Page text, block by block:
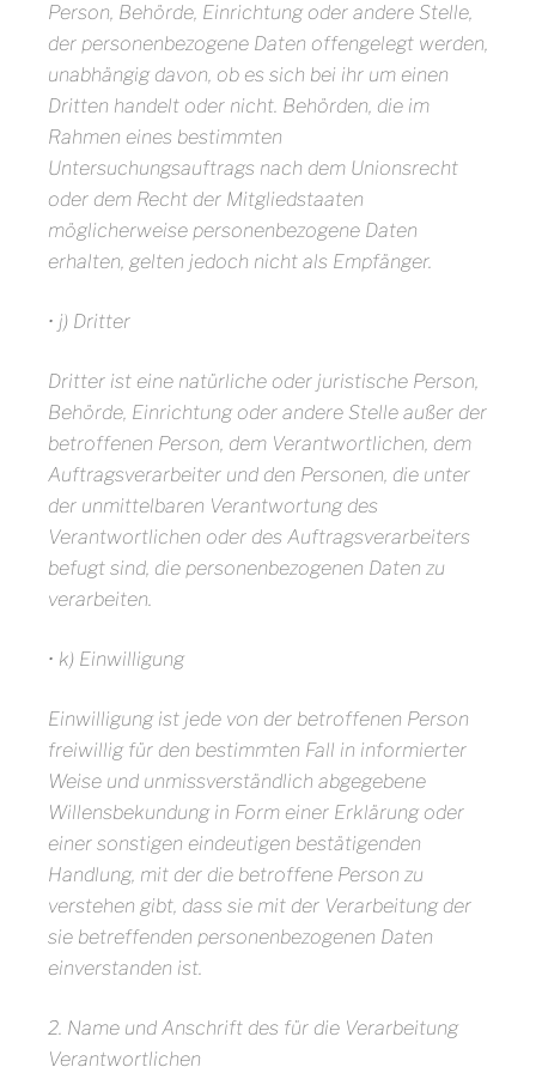
Person, Behörde, Einrichtung oder andere Stelle,
der personenbezogene Daten offengelegt werden,
unabhängig davon, ob es sich bei ihr um einen
Dritten handelt oder nicht. Behörden, die im
Rahmen eines bestimmten
Untersuchungsauftrags nach dem Unionsrecht
oder dem Recht der Mitgliedstaaten
möglicherweise personenbezogene Daten
erhalten, gelten jedoch nicht als Empfänger.
• j) Dritter
Dritter ist eine natürliche oder juristische Person,
Behörde, Einrichtung oder andere Stelle außer der
betroffenen Person, dem Verantwortlichen, dem
Auftragsverarbeiter und den Personen, die unter
der unmittelbaren Verantwortung des
Verantwortlichen oder des Auftragsverarbeiters
befugt sind, die personenbezogenen Daten zu
verarbeiten.
• k) Einwilligung
Einwilligung ist jede von der betroffenen Person
freiwillig für den bestimmten Fall in informierter
Weise und unmissverständlich abgegebene
Willensbekundung in Form einer Erklärung oder
einer sonstigen eindeutigen bestätigenden
Handlung, mit der die betroffene Person zu
verstehen gibt, dass sie mit der Verarbeitung der
sie betreffenden personenbezogenen Daten
einverstanden ist.
2. Name und Anschrift des für die Verarbeitung
Verantwortlichen